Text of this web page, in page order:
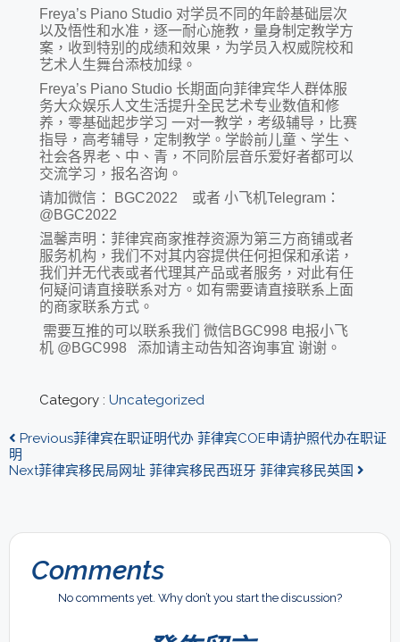
Freya’s Piano Studio 对学员不同的年龄基础层次
以及悟性和水准，逐一耐心施教，量身制定教学方
案，收到特别的成绩和效果，为学员入权威院校和
艺术人生舞台添枝加绿。
Freya’s Piano Studio 长期面向菲律宾华人群体服
务大众娱乐人文生活提升全民艺术专业数值和修
养，零基础起步学习 一对一教学，考级辅导，比赛
指导，高考辅导，定制教学。学龄前儿童、学生、
社会各界老、中、青，不同阶层音乐爱好者都可以
交流学习，报名咨询。
请加微信： BGC2022 或者 小飞机Telegram：
@BGC2022
温馨声明：菲律宾商家推荐资源为第三方商铺或者
服务机构，我们不对其内容提供任何担保和承诺，
我们并无代表或者代理其产品或者服务，对此有任
何疑问请直接联系对方。如有需要请直接联系上面
的商家联系方式。
需要互推的可以联系我们 微信BGC998 电报小飞
机 @BGC998 添加请主动告知咨询事宜 谢谢。
Category : Uncategorized
Previous菲律宾在职证明代办 菲律宾COE申请护照代办在职证
明
Next菲律宾移民局网址 菲律宾移民西班牙 菲律宾移民英国
Comments
No comments yet. Why don’t you start the discussion?